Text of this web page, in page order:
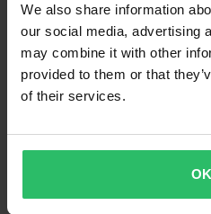
We also share information
our social media, advertising
may combine it with other
provided to them or that
of their services.
OK